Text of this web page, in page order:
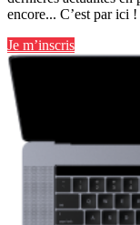
encore... C’est par ici !
Je m’inscris